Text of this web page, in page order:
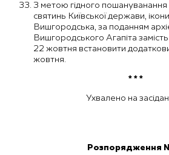
З метою гідного пошануванання
святинь Київської держави,
Вишгородська, за поданням
Вишгородського Агапіта
22 жовтня встановити
жовтня.
* * *
Ухвалено на
Розпорядження